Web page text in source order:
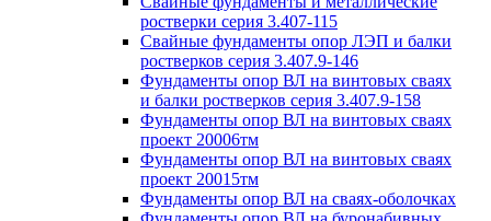
ростверки серия 3.407-115
Свайные фундаменты опор ЛЭП и балки
ростверков серия 3.407.9-146
Фундаменты опор ВЛ на винтовых сваях
и балки ростверков серия 3.407.9-158
Фундаменты опор ВЛ на винтовых сваях
проект 20006тм
Фундаменты опор ВЛ на винтовых сваях
проект 20015тм
Фундаменты опор ВЛ на сваях-оболочках